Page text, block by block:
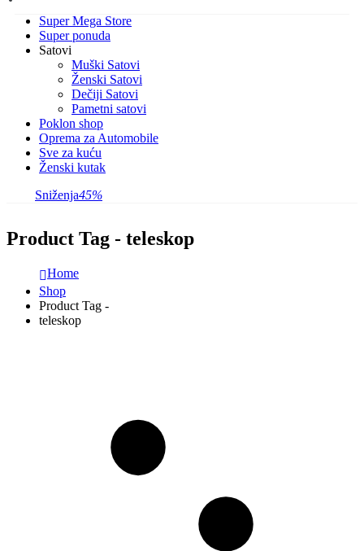
Super Mega Store
Super ponuda
Satovi
Muški Satovi
Ženski Satovi
Dečiji Satovi
Pametni satovi
Poklon shop
Oprema za Automobile
Sve za kuću
Ženski kutak
Sniženja45%
Product Tag - teleskop
Home
Shop
Product Tag -
teleskop